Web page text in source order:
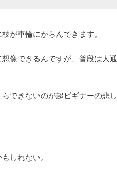
が車輪にからんできます。
像できるんですが、普段は人通
できないのが超ビギナーの悲し
しれない。